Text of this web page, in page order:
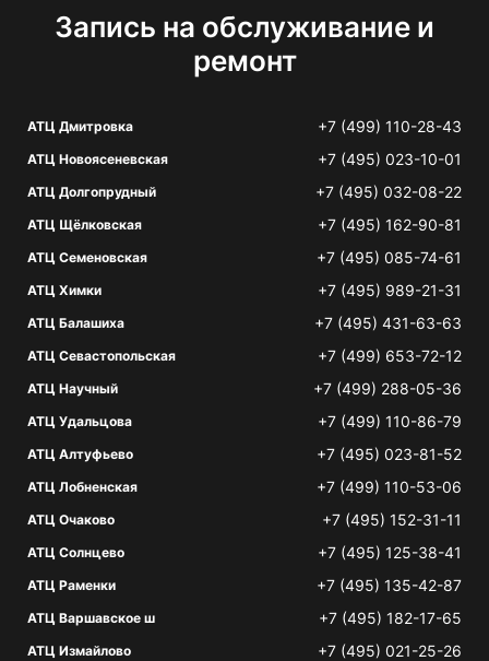
Запись на обслуживание и
ремонт
АТЦ Дмитровка +7 (499) 110-28-43
АТЦ Новоясеневская +7 (495) 023-10-01
АТЦ Долгопрудный +7 (495) 032-08-22
АТЦ Щёлковская +7 (495) 162-90-81
АТЦ Семеновская +7 (495) 085-74-61
АТЦ Химки +7 (495) 989-21-31
АТЦ Балашиха +7 (495) 431-63-63
АТЦ Севастопольская +7 (499) 653-72-12
АТЦ Научный +7 (499) 288-05-36
АТЦ Удальцова +7 (499) 110-86-79
АТЦ Алтуфьево +7 (495) 023-81-52
АТЦ Лобненская +7 (499) 110-53-06
АТЦ Очаково +7 (495) 152-31-11
АТЦ Солнцево +7 (495) 125-38-41
АТЦ Раменки +7 (495) 135-42-87
АТЦ Варшавское ш +7 (495) 182-17-65
АТЦ Измайлово +7 (495) 021-25-26